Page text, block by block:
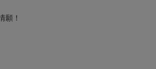
願！